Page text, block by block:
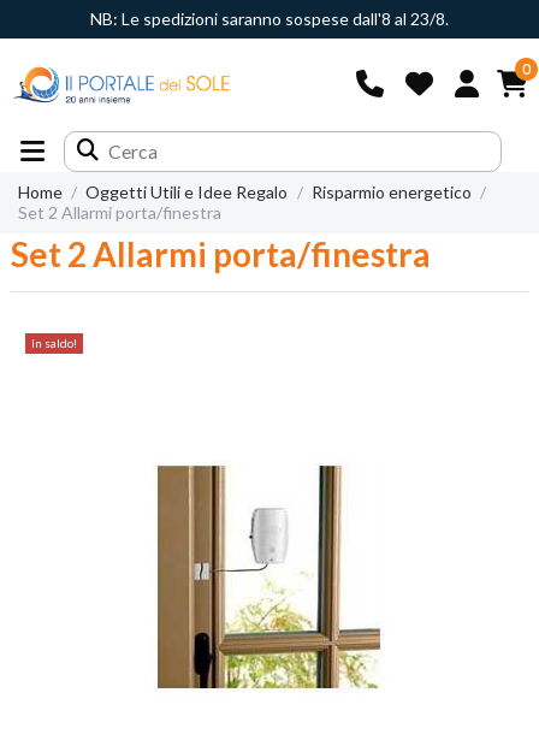
NB: Le spedizioni saranno sospese dall'8 al 23/8.
0
Home Oggetti Utili e Idee Regalo
Risparmio energetico
Set 2 Allarmi porta/finestra
Set 2 Allarmi porta/finestra
In saldo!